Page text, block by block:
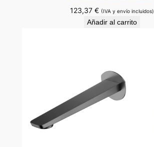
123,37 € (IVA y envío incluidos)
Añadir al carrito